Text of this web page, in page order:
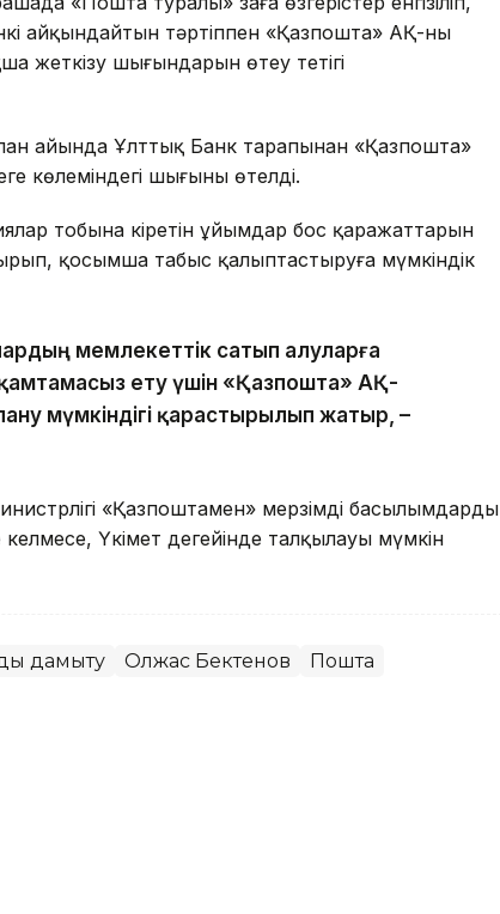
айқындайтын тәртіппен «Қазпошта» АҚ-ның
жеткізу шығындарын өтеу тетігі
айында Ұлттық Банк тарапынан «Қазпошта»
көлеміндегі шығыны өтелді.
тобына кіретін ұйымдар бос қаражаттарын
қосымша табыс қалыптастыруға мүмкіндік
мемлекеттік сатып алуларға
қамтамасыз ету үшін «Қазпошта» АҚ-
мүмкіндігі қарастырылып жатыр, –
«Қазпоштамен» мерзімді басылымдарды
Үкімет деңгейінде талқылауы мүмкін
дамыту Олжас Бектенов Пошта